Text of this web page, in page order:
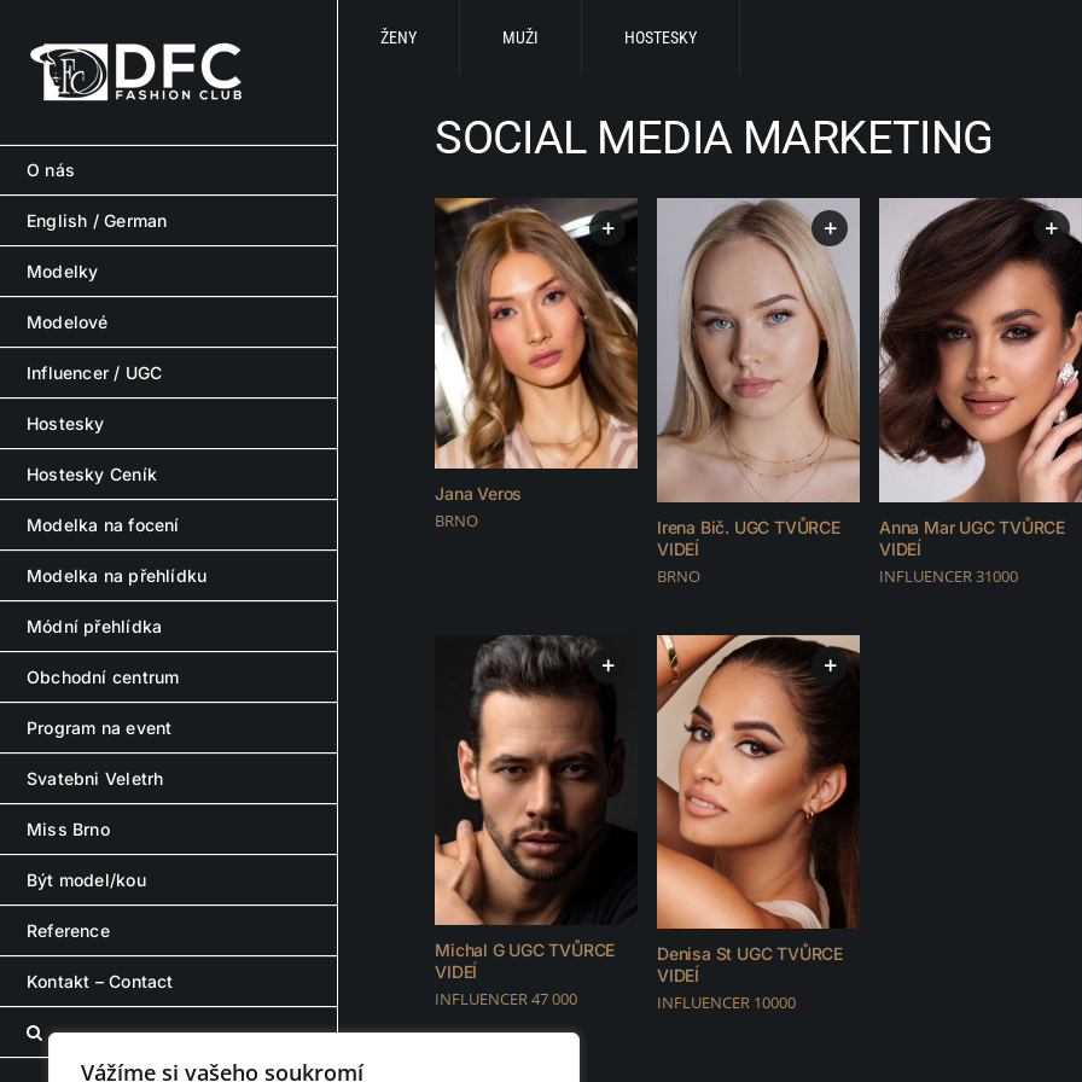
Vážíme si vašeho soukromí
ŽENY MUŽI HOSTESKY
content
O nás
English / German
Modelky
Modelové
Influencer / UGC
Hostesky
Hostesky Ceník
Modelka na focení
Modelka na přehlídku
Módní přehlídka
Obchodní centrum
Program na event
Svatebni Veletrh
Miss Brno
Být model/kou
Reference
Kontakt – Contact
SOCIAL MEDIA MARKETING
+
Jana Veros
BRNO
+
Irena Bič. UGC TVŮRCE
VIDEÍ
BRNO
+
Anna Mar UGC TVŮRCE
VIDEÍ
INFLUENCER 31000
+
Michal G UGC TVŮRCE
VIDEÍ
INFLUENCER 47 000
+
Denisa St UGC TVŮRCE
VIDEÍ
INFLUENCER 10000